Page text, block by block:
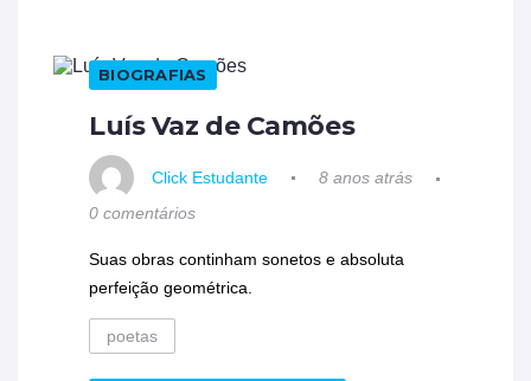
BIOGRAFIAS
Luís Vaz de Camões
Click Estudante
8 anos atrás
0 comentários
Suas obras continham sonetos e absoluta
perfeição geométrica.
poetas